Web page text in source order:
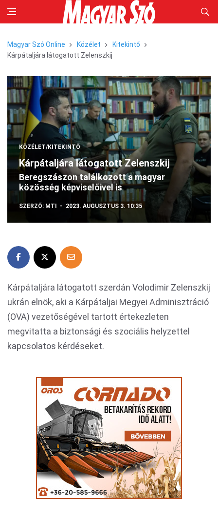
Magyar Szó Online Közélet
Kitekintő
Kárpátaljára látogatott Zelenszkij
KÖZÉLET/KITEKINTŐ
Kárpátaljára látogatott Zelenszkij
Beregszászon találkozott a magyar
közösség képviselőivel is
SZERZŐ: MTI 2023. AUGUSZTUS 3. 10:35
Kárpátaljára látogatott szerdán Volodimir Zelenszkij
ukrán elnök, aki a Kárpátaljai Megyei Adminisztráció
(OVA) vezetőségével tartott értekezleten
megvitatta a biztonsági és szociális helyzettel
kapcsolatos kérdéseket.